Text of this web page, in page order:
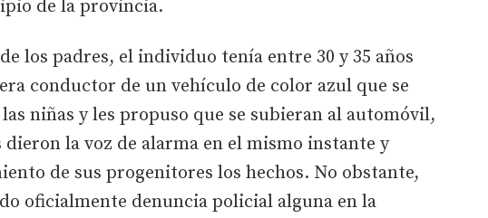
de la provincia.
los padres, el individuo tenía entre 30 y 35 años
conductor de un vehículo de color azul que se
niñas y les propuso que se subieran al automóvil,
dieron la voz de alarma en el mismo instante y
de sus progenitores los hechos. No obstante,
oficialmente denuncia policial alguna en la